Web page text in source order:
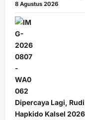
8 Agustus 2026
Dipercaya Lagi,
Hapkido Kalsel